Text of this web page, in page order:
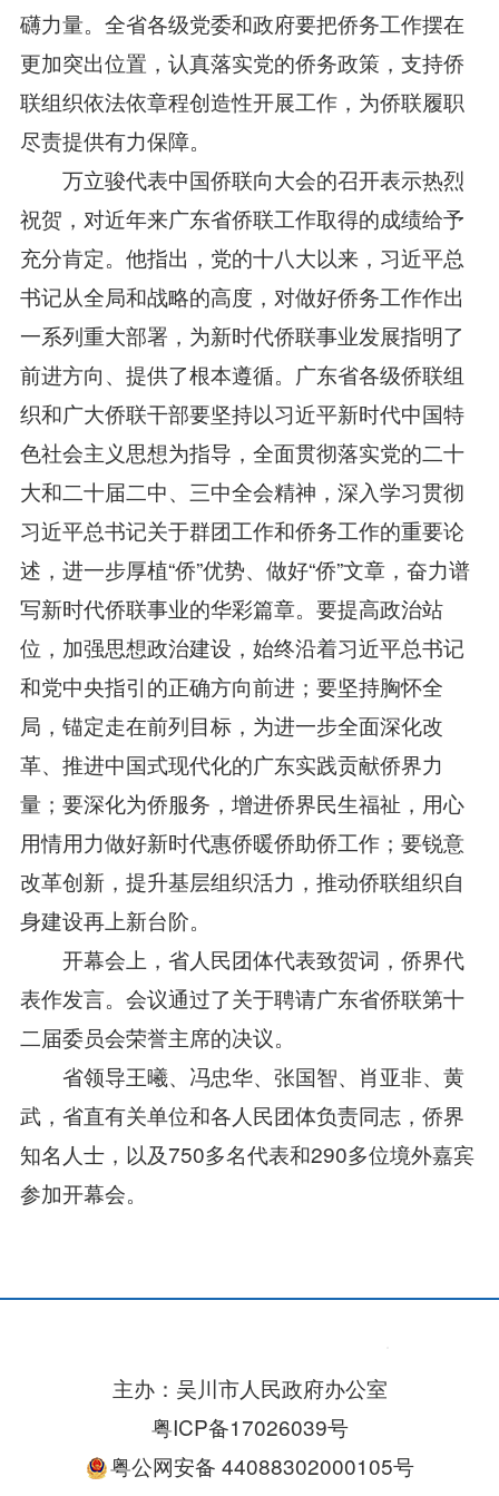
礴力量。全省各级党委和政府要把侨务工作摆在
更加突出位置，认真落实党的侨务政策，支持侨
联组织依法依章程创造性开展工作，为侨联履职
尽责提供有力保障。
万立骏代表中国侨联向大会的召开表示热烈
祝贺，对近年来广东省侨联工作取得的成绩给予
充分肯定。他指出，党的十八大以来，习近平总
书记从全局和战略的高度，对做好侨务工作作出
一系列重大部署，为新时代侨联事业发展指明了
前进方向、提供了根本遵循。广东省各级侨联组
织和广大侨联干部要坚持以习近平新时代中国特
色社会主义思想为指导，全面贯彻落实党的二十
大和二十届二中、三中全会精神，深入学习贯彻
习近平总书记关于群团工作和侨务工作的重要论
述，进一步厚植“侨”优势、做好“侨”文章，奋力谱
写新时代侨联事业的华彩篇章。要提高政治站
位，加强思想政治建设，始终沿着习近平总书记
和党中央指引的正确方向前进；要坚持胸怀全
局，锚定走在前列目标，为进一步全面深化改
革、推进中国式现代化的广东实践贡献侨界力
量；要深化为侨服务，增进侨界民生福祉，用心
用情用力做好新时代惠侨暖侨助侨工作；要锐意
改革创新，提升基层组织活力，推动侨联组织自
身建设再上新台阶。
开幕会上，省人民团体代表致贺词，侨界代
表作发言。会议通过了关于聘请广东省侨联第十
二届委员会荣誉主席的决议。
省领导王曦、冯忠华、张国智、肖亚非、黄
武，省直有关单位和各人民团体负责同志，侨界
知名人士，以及750多名代表和290多位境外嘉宾
参加开幕会。
主办：吴川市人民政府办公室
粤ICP备17026039号
粤公网安备 44088302000105号